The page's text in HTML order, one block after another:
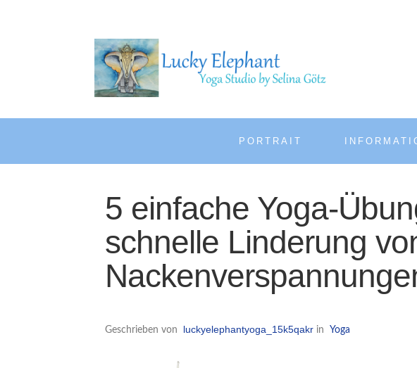
PORTRAIT
5 einfache Yoga-
schnelle Linderung
Geschrieben von luckyelephantyoga_15k5qakr in Yoga